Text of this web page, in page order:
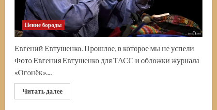
Пение бороды
Евгений Евтушенко. Прошлое, в которое мы не успели
Фото Евгения Евтушенко для ТАСС и обложки журнала
«Огонёк»....
Читать далееПрочитать
больше